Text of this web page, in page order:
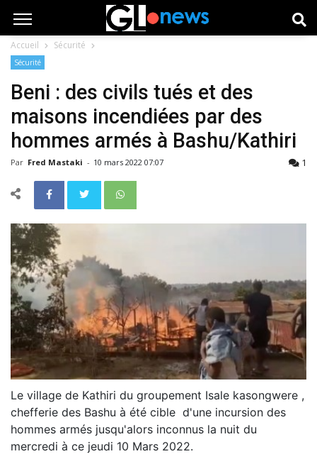
Accueil Sécurité
Sécurité
Beni : des civils tués et des
maisons incendiées par des
hommes armés à Bashu/Kathiri
Par Fred Mastaki - 10 mars 2022 07:07 1
Le village de Kathiri du groupement Isale kasongwere ,
chefferie des Bashu à été cible d'une incursion des
hommes armés jusqu'alors inconnus la nuit du
mercredi à ce jeudi 10 Mars 2022.